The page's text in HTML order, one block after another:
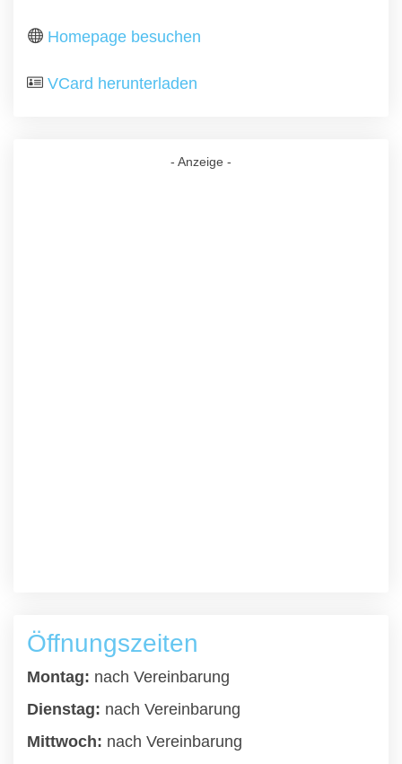
Homepage besuchen
VCard herunterladen
- Anzeige -
Öffnungszeiten
Montag: nach Vereinbarung
Dienstag: nach Vereinbarung
Mittwoch: nach Vereinbarung